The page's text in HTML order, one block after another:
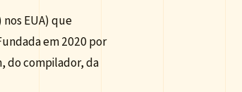
EUA) que
em 2020 por
do compilador, da